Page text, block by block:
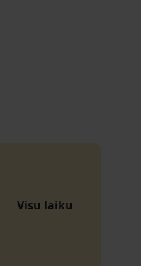
Visu laiku